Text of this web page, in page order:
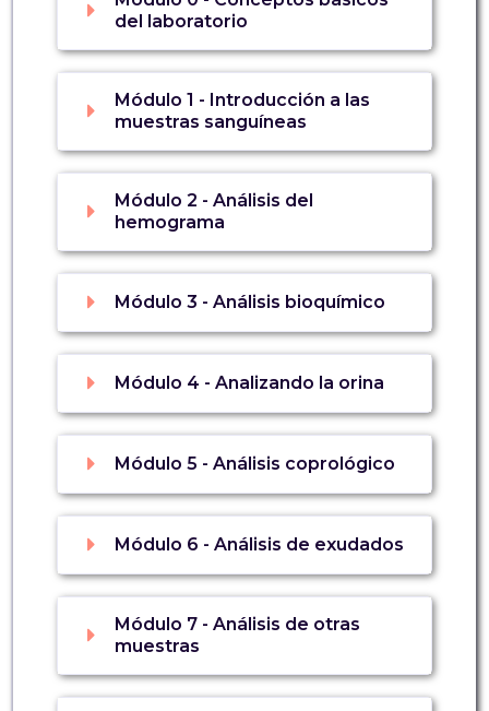
del laboratorio
Módulo 1 - Introducción a las
muestras sanguíneas
Módulo 2 - Análisis del
hemograma
Módulo 3 - Análisis bioquímico
Módulo 4 - Analizando la orina
Módulo 5 - Análisis coprológico
Módulo 6 - Análisis de exudados
Módulo 7 - Análisis de otras
muestras